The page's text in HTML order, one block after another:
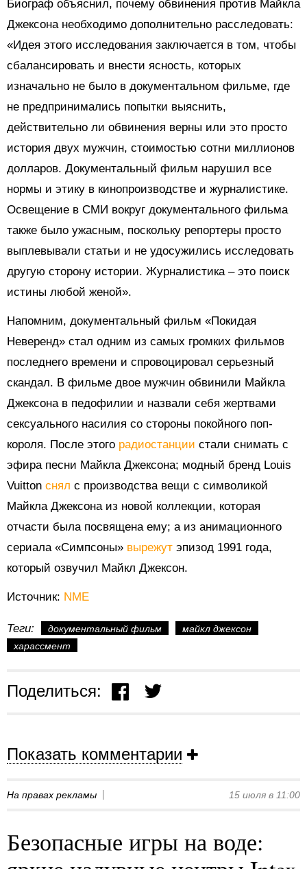
Биограф объяснил, почему обвинения против Майкла
Джексона необходимо дополнительно расследовать:
«Идея этого исследования заключается в том, чтобы
сбалансировать и внести ясность, которых
изначально не было в документальном фильме, где
не предпринимались попытки выяснить,
действительно ли обвинения верны или это просто
история двух мужчин, стоимостью сотни миллионов
долларов. Документальный фильм нарушил все
нормы и этику в кинопроизводстве и журналистике.
Освещение в СМИ вокруг документального фильма
также было ужасным, поскольку репортеры просто
выплевывали статьи и не удосужились исследовать
другую сторону истории. Журналистика – это поиск
истины любой женой».
Напомним, документальный фильм «Покидая
Неверенд» стал одним из самых громких фильмов
последнего времени и спровоцировал серьезный
скандал. В фильме двое мужчин обвинили Майкла
Джексона в педофилии и назвали себя жертвами
сексуального насилия со стороны покойного поп-
короля. После этого радиостанции стали снимать с
эфира песни Майкла Джексона; модный бренд Louis
Vuitton снял с производства вещи с символикой
Майкла Джексона из новой коллекции, которая
отчасти была посвящена ему; а из анимационного
сериала «Симпсоны» вырежут эпизод 1991 года,
который озвучил Майкл Джексон.
Источник: NME
Теги: документальный фильм
майкл джексон
харассмент
Поделиться:
Показать комментарии
На правах рекламы 15 июля в 11:00
Безопасные игры на воде: